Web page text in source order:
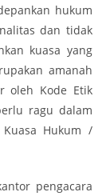
hukum
dan tidak
kuasa yang
amanah
oleh Kode Etik
ragu dalam
Hukum /
pengacara